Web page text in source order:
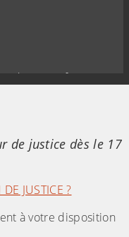
de justice dès le 17
JUSTICE ?
à votre disposition